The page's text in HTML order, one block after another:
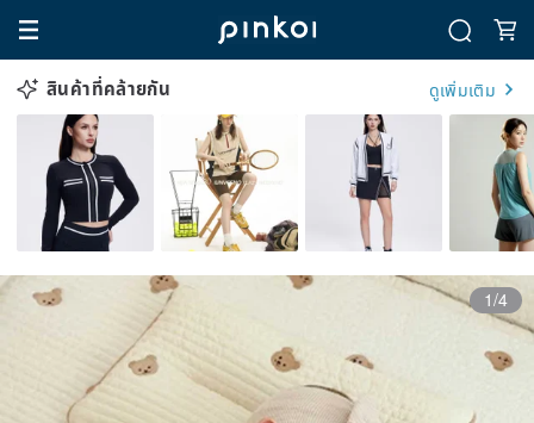
สินค้าที่คล้ายกัน ดูเพิ่มเติม
1/4